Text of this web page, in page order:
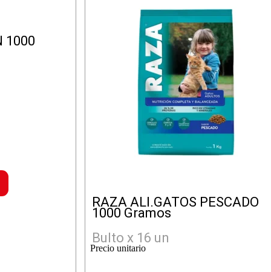
1000
RAZA ALI.GATOS PESCADO
1000 Gramos
Bulto x 16 un
Precio unitario